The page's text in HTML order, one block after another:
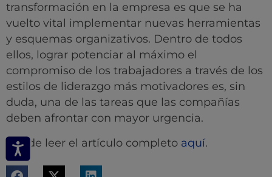
transformación en la empresa es que se ha
vuelto vital implementar nuevas herramientas
y esquemas organizativos. Dentro de todos
ellos, lograr potenciar al máximo el
compromiso de los trabajadores a través de los
estilos de liderazgo más motivadores es, sin
duda, una de las tareas que las compañías
deben afrontar con mayor urgencia.
Puede leer el artículo completo aquí.